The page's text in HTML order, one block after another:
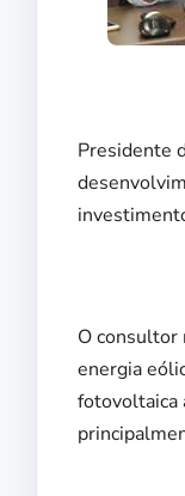
Presidente
O consultor
energia
fotovoltaica